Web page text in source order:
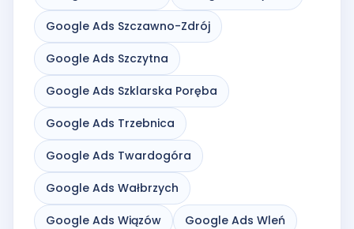
Google Ads Szczawno-Zdrój
Google Ads Szczytna
Google Ads Szklarska Poręba
Google Ads Trzebnica
Google Ads Twardogóra
Google Ads Wałbrzych
Google Ads Wiązów Google Ads Wleń